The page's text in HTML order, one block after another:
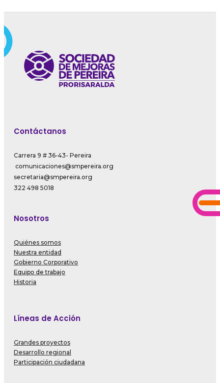
Contáctanos
Carrera 9 # 36-43- Pereira
comunicaciones@smpereira.org
secretaria@smpereira.org
322 498 5018
Nosotros
Quiénes somos
Nuestra entidad
Gobierno Corporativo
Equipo de trabajo
Historia
Líneas de Acción
Grandes proyectos
Desarrollo regional
Participación ciudadana